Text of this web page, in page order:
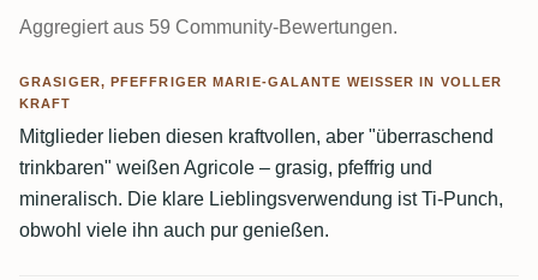
Aggregiert aus 59 Community-Bewertungen.
GRASIGER, PFEFFRIGER MARIE-GALANTE WEISSER IN VOLLER K
RAFT
Mitglieder lieben diesen kraftvollen, aber "überraschend
trinkbaren" weißen Agricole – grasig, pfeffrig und
mineralisch. Die klare Lieblingsverwendung ist Ti-Punch,
obwohl viele ihn auch pur genießen.